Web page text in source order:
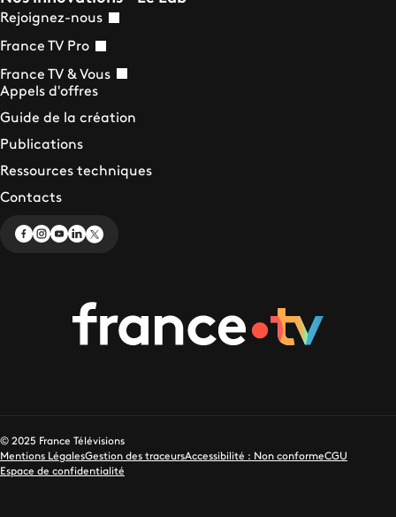
Rejoignez-nous
France TV Pro
France TV & Vous
Appels d'offres
Guide de la création
Publications
Ressources techniques
Contacts
© 2025 France Télévisions
Mentions LégalesGestion des traceursAccessibilité : Non conformeCGU
Espace de confidentialité